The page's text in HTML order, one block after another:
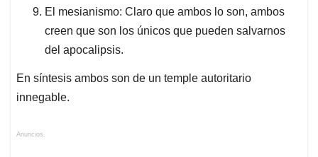
El mesianismo: Claro que ambos lo son, ambos
creen que son los únicos que pueden salvarnos
del apocalipsis.
En síntesis ambos son de un temple autoritario
innegable.
Anuncios.